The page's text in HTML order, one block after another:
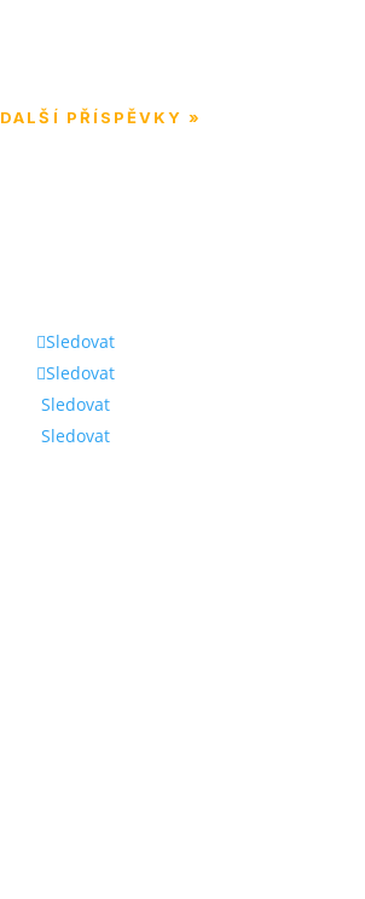
DALŠÍ PŘÍSPĚVKY »
Sledovat
Sledovat
Sledovat
Sledovat